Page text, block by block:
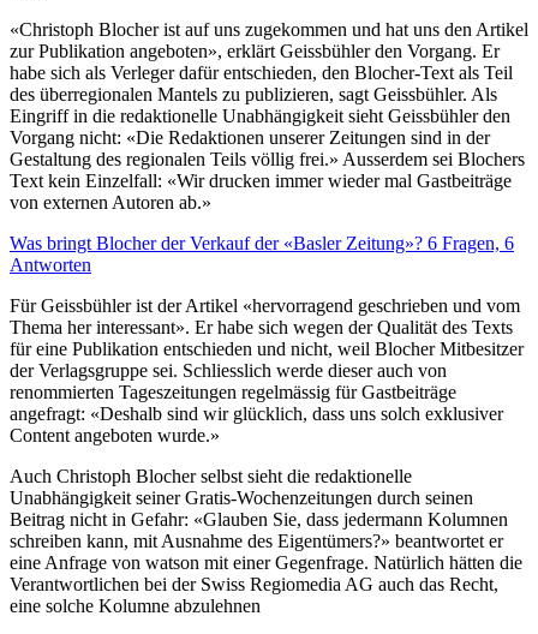
«Christoph Blocher ist auf uns zugekommen und hat uns den Artikel
zur Publikation angeboten», erklärt Geissbühler den Vorgang. Er
habe sich als Verleger dafür entschieden, den Blocher-Text als Teil
des überregionalen Mantels zu publizieren, sagt Geissbühler. Als
Eingriff in die redaktionelle Unabhängigkeit sieht Geissbühler den
Vorgang nicht: «Die Redaktionen unserer Zeitungen sind in der
Gestaltung des regionalen Teils völlig frei.» Ausserdem sei Blochers
Text kein Einzelfall: «Wir drucken immer wieder mal Gastbeiträge
von externen Autoren ab.»
Was bringt Blocher der Verkauf der «Basler Zeitung»? 6 Fragen, 6
Antworten
Für Geissbühler ist der Artikel «hervorragend geschrieben und vom
Thema her interessant». Er habe sich wegen der Qualität des Texts
für eine Publikation entschieden und nicht, weil Blocher Mitbesitzer
der Verlagsgruppe sei. Schliesslich werde dieser auch von
renommierten Tageszeitungen regelmässig für Gastbeiträge
angefragt: «Deshalb sind wir glücklich, dass uns solch exklusiver
Content angeboten wurde.»
Auch Christoph Blocher selbst sieht die redaktionelle
Unabhängigkeit seiner Gratis-Wochenzeitungen durch seinen
Beitrag nicht in Gefahr: «Glauben Sie, dass jedermann Kolumnen
schreiben kann, mit Ausnahme des Eigentümers?» beantwortet er
eine Anfrage von watson mit einer Gegenfrage. Natürlich hätten die
Verantwortlichen bei der Swiss Regiomedia AG auch das Recht,
eine solche Kolumne abzulehnen